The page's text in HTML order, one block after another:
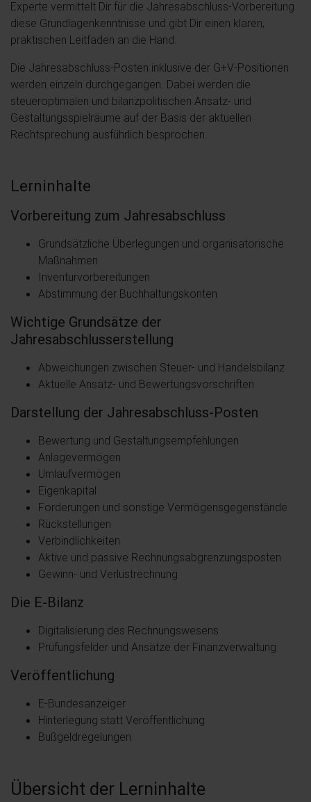
Experte vermittelt Dir für die Jahresabschluss-Vorbereitung
diese Grundlagenkenntnisse und gibt Dir einen klaren,
praktischen Leitfaden an die Hand.
Die Jahresabschluss-Posten inklusive der G+V-Positionen
werden einzeln durchgegangen. Dabei werden die
steueroptimalen und bilanzpolitischen Ansatz- und
Gestaltungsspielräume auf der Basis der aktuellen
Rechtsprechung ausführlich besprochen.
Lerninhalte
Vorbereitung zum Jahresabschluss
Grundsätzliche Überlegungen und organisatorische
Maßnahmen
Inventurvorbereitungen
Abstimmung der Buchhaltungskonten
Wichtige Grundsätze der
Jahresabschlusserstellung
Abweichungen zwischen Steuer- und Handelsbilanz
Aktuelle Ansatz- und Bewertungsvorschriften
Darstellung der Jahresabschluss-Posten
Bewertung und Gestaltungsempfehlungen
Anlagevermögen
Umlaufvermögen
Eigenkapital
Forderungen und sonstige Vermögensgegenstände
Rückstellungen
Verbindlichkeiten
Aktive und passive Rechnungsabgrenzungsposten
Gewinn- und Verlustrechnung
Die E-Bilanz
Digitalisierung des Rechnungswesens
Prüfungsfelder und Ansätze der Finanzverwaltung
Veröffentlichung
E-Bundesanzeiger
Hinterlegung statt Veröffentlichung
Bußgeldregelungen
Übersicht der Lerninhalte